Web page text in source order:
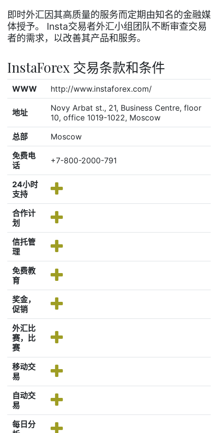
即时外汇因其高质量的服务而定期由知名的金融媒
体授予。 Insta交易者外汇小组团队不断审查交易
者的需求，以改善其产品和服务。
InstaForex 交易条款和条件
WWW http://www.instaforex.com/
地址
Novy Arbat st., 21, Business Centre, floor
10, office 1019-1022, Moscow
总部
Moscow
免费电
话
+7-800-2000-791
24小时
支持
合作计
划
信托管
理
免费教
育
奖金，
促销
外汇比
赛，比
赛
移动交
易
自动交
易
每日分